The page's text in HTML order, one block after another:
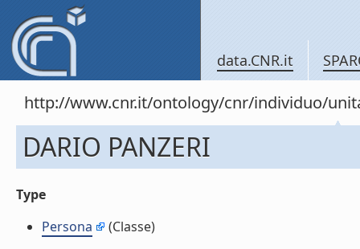
data.CNR.it
http://www.cnr.it/ontology/cnr/individuo/
DARIO PANZERI
Type
Persona
(Classe)